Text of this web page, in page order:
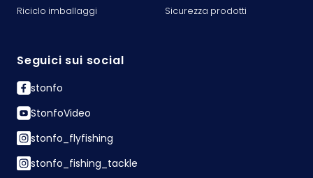
Riciclo imballaggi Sicurezza prodotti
Seguici sui social
stonfo
StonfoVideo
stonfo_flyfishing
stonfo_fishing_tackle